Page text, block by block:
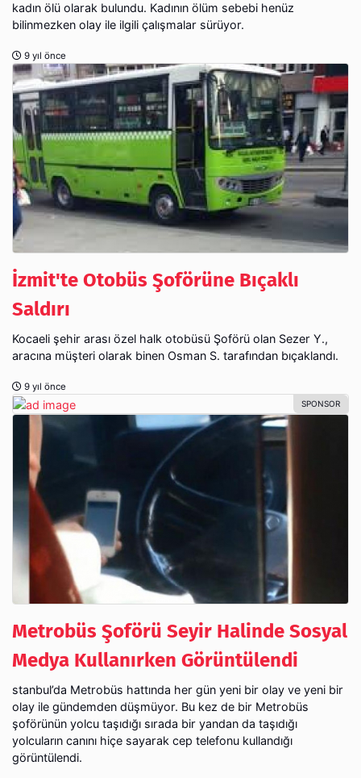
kadın ölü olarak bulundu. Kadının ölüm sebebi henüz
bilinmezken olay ile ilgili çalışmalar sürüyor.
9 yıl önce
İzmit'te Otobüs Şoförüne Bıçaklı
Saldırı
Kocaeli şehir arası özel halk otobüsü Şoförü olan Sezer Y.,
aracına müşteri olarak binen Osman S. tarafından bıçaklandı.
9 yıl önce
Metrobüs Şoförü Seyir Halinde Sosyal
Medya Kullanırken Görüntülendi
stanbul’da Metrobüs hattında her gün yeni bir olay ve yeni bir
olay ile gündemden düşmüyor. Bu kez de bir Metrobüs
şoförünün yolcu taşıdığı sırada bir yandan da taşıdığı
yolcuların canını hiçe sayarak cep telefonu kullandığı
görüntülendi.